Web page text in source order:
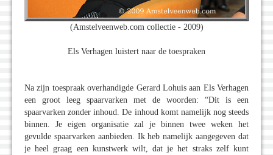
(Amstelveenweb.com collectie - 2009)
Els Verhagen luistert naar de toespraken
Na zijn toespraak overhandigde Gerard Lohuis aan Els Verhagen
een groot leeg spaarvarken met de woorden: “Dit is een
spaarvarken zonder inhoud. De inhoud komt namelijk nog steeds
binnen. Je eigen organisatie zal je binnen twee weken het
gevulde spaarvarken aanbieden. Ik heb namelijk aangegeven dat
je heel graag een kunstwerk wilt, dat je het straks zelf kunt